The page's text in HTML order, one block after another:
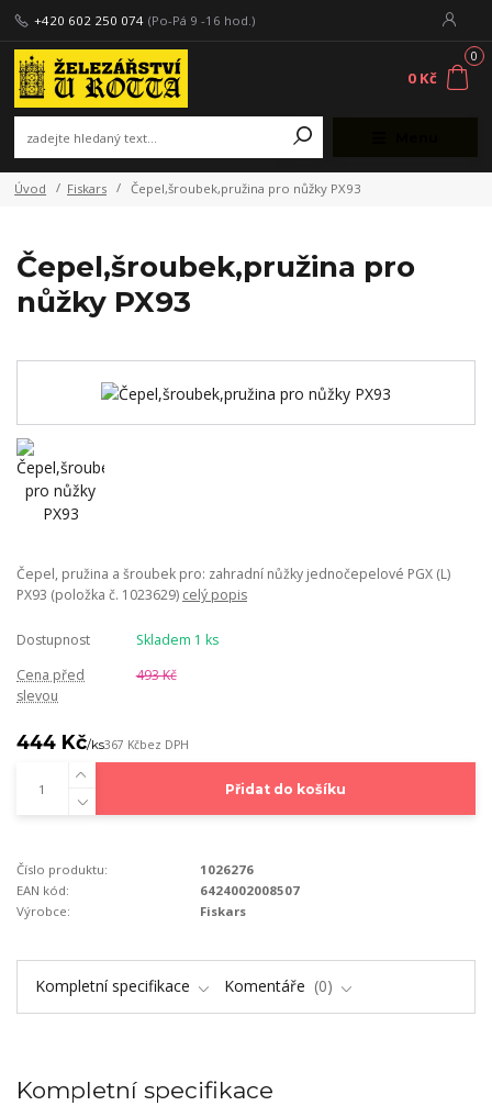
+420 602 250 074 (Po-Pá 9 -16 hod.)
0
0 Kč
Úvod Fiskars Čepel,šroubek,pružina pro nůžky PX93
Čepel,šroubek,pružina pro
nůžky PX93
Čepel, pružina a šroubek pro: zahradní nůžky jednočepelové PGX (L)
PX93 (položka č. 1023629) celý popis
Dostupnost
Skladem 1 ks
Cena před
slevou
493 Kč
444 Kč/ks367 Kčbez DPH
Přidat do košíku
Číslo produktu:
1026276
EAN kód:
6424002008507
Výrobce:
Fiskars
Kompletní specifikace Komentáře 0
Kompletní specifikace